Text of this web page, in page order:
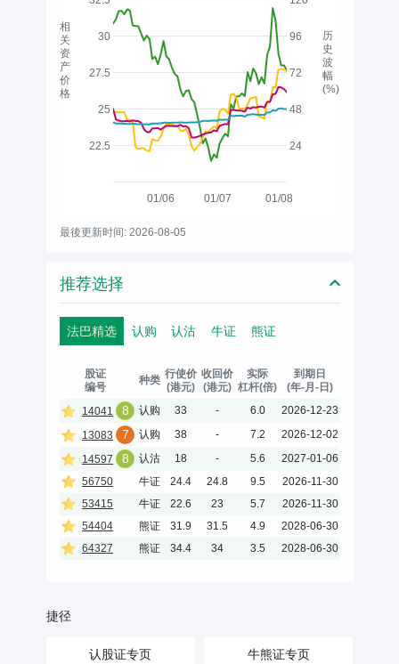
01/06 01/07 01/08
22.5
25
27.5
30
24
48
72
96
相
关
资
产
价
格
历
史
波
幅
(%)
最後更新时间: 2026-08-05
推荐选择
法巴精选 认购 认沽 牛证 熊证
股证
编号
种类 行使价
(港元)
收回价
(港元)
实际
杠杆(倍)
到期日
(年-月-日)
14041
8 认购 33 - 6.0
2026-12-23
13083
7 认购 38 - 7.2
2026-12-02
14597
8 认沽 18 - 5.6
2027-01-06
56750
牛证 24.4 24.8 9.5
2026-11-30
53415
牛证 22.6 23 5.7
2026-11-30
54404
熊证 31.9 31.5 4.9
2028-06-30
64327
熊证 34.4 34 3.5 2028-06-30
捷径
认股证专页 牛熊证专页